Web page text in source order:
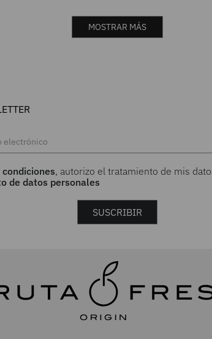
MOSTRAR MÁS
, autorizo el tratamiento de mis
de datos personales
SUSCRIBIR